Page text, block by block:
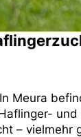
Meura
und
– vielmehr